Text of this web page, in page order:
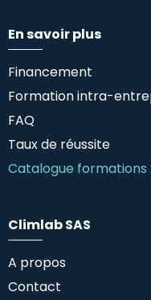
En savoir plus
Financement
Formation intra-
FAQ
Taux de réussite
Catalogue formations
Climlab SAS
A propos
Contact